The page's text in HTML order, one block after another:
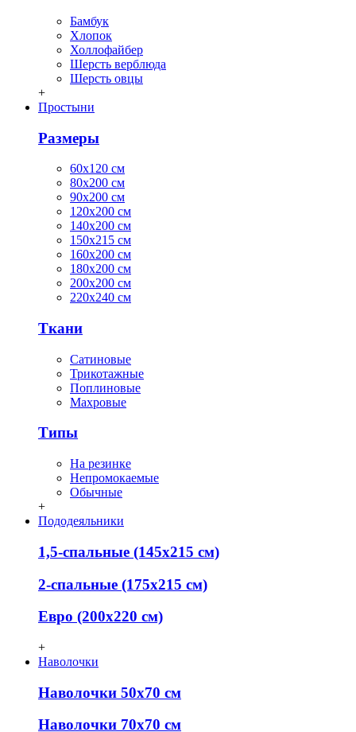
Бамбук
Хлопок
Холлофайбер
Шерсть верблюда
Шерсть овцы
+
Простыни
Размеры
60х120 см
80х200 см
90х200 см
120х200 см
140х200 см
150х215 см
160х200 см
180х200 см
200х200 см
220х240 см
Ткани
Сатиновые
Трикотажные
Поплиновые
Махровые
Типы
На резинке
Непромокаемые
Обычные
+
Пододеяльники
1,5-спальные (145х215 см)
2-спальные (175х215 см)
Евро (200х220 см)
+
Наволочки
Наволочки 50х70 см
Наволочки 70х70 см